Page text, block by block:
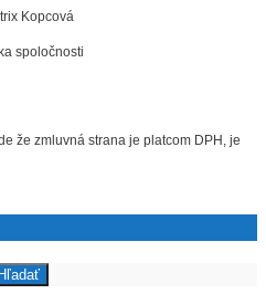
Kopcová
spoločnosti
že zmluvná strana je platcom DPH, je